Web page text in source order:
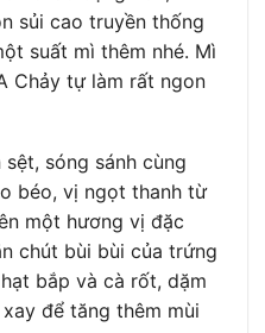
sủi cao truyền thống
suất mì thêm nhé. Mì
Chảy tự làm rất ngon
sóng sánh cùng
béo, vị ngọt thanh từ
một hương vị đặc
chút bùi bùi của trứng
bắp và cà rốt, dặm
để tăng thêm mùi